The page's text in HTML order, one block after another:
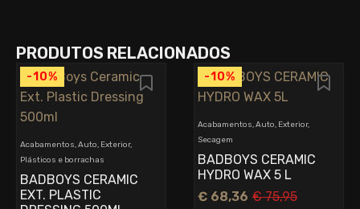
PRODUTOS RELACIONADOS
-10%
Acabamentos, Auto, Exterior,
Plásticos e borrachas
BADBOYS CERAMIC
EXT. PLASTIC
-10%
Acabamentos, Auto, Exterior,
Secagem
BADBOYS CERAMIC
HYDRO WAX 5 L
€75,95
O
€68,36
O